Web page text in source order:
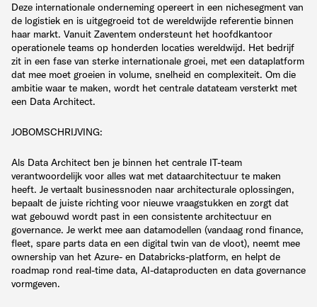
Deze internationale onderneming opereert in een nichesegment van
de logistiek en is uitgegroeid tot de wereldwijde referentie binnen
haar markt. Vanuit Zaventem ondersteunt het hoofdkantoor
operationele teams op honderden locaties wereldwijd. Het bedrijf
zit in een fase van sterke internationale groei, met een dataplatform
dat mee moet groeien in volume, snelheid en complexiteit. Om die
ambitie waar te maken, wordt het centrale datateam versterkt met
een Data Architect.
JOBOMSCHRIJVING:
Als Data Architect ben je binnen het centrale IT-team
verantwoordelijk voor alles wat met dataarchitectuur te maken
heeft. Je vertaalt businessnoden naar architecturale oplossingen,
bepaalt de juiste richting voor nieuwe vraagstukken en zorgt dat
wat gebouwd wordt past in een consistente architectuur en
governance. Je werkt mee aan datamodellen (vandaag rond finance,
fleet, spare parts data en een digital twin van de vloot), neemt mee
ownership van het Azure- en Databricks-platform, en helpt de
roadmap rond real-time data, AI-dataproducten en data governance
vormgeven.